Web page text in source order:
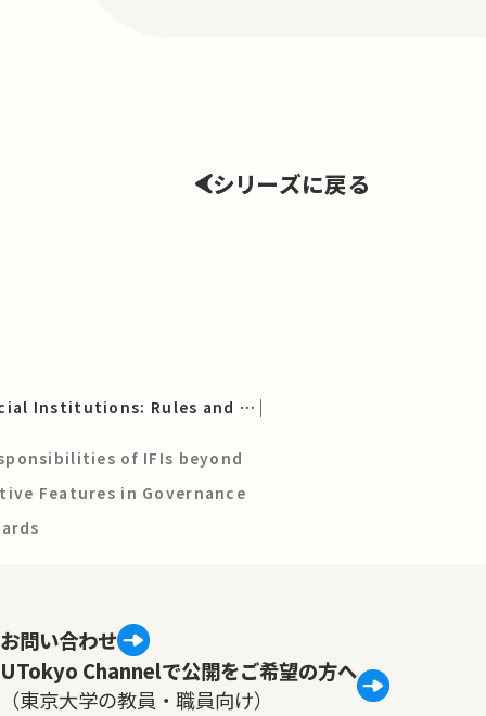
シリーズに戻る
Multilateral Financial Institutions: Rules and Practice
of IFIs beyond
Features in Governance
お問い合わせ
UTokyo Channelで公開をご希望の方へ
（東京大学の教員・職員向け）